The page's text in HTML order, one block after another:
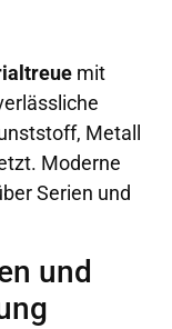
mit
Metall
Moderne
Serien und
und